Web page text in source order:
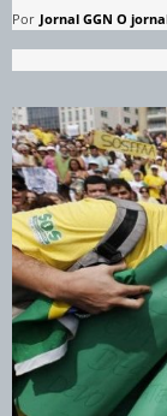
Por Jornal GGN O